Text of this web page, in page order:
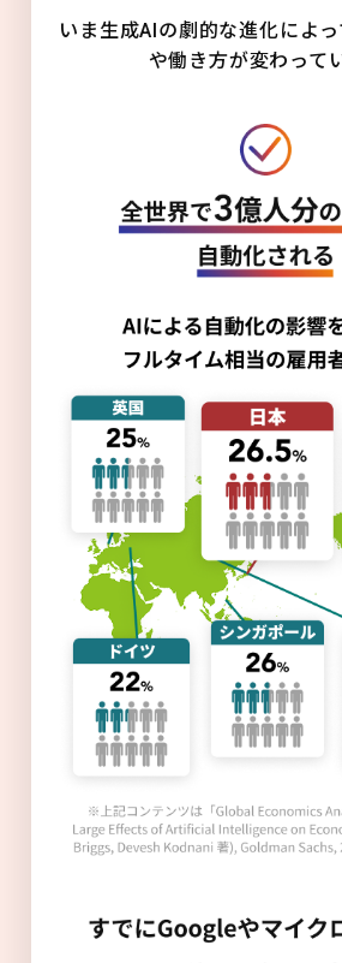
いま生成AIの劇的な進化によ
や働き方が変わって